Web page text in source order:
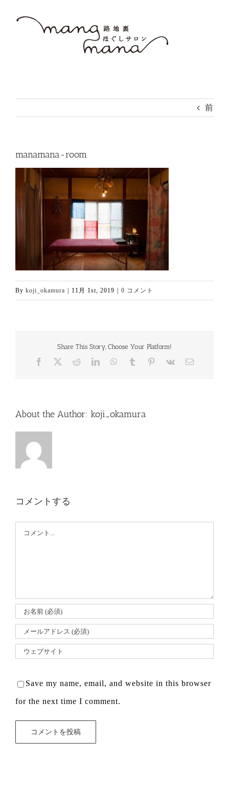
前
manamana-room
By koji_okamura 11月 1st, 2019 0 コメント
Share This Story, Choose Your Platform!
Facebook Reddit LinkedInWhatsApp
TumblrPinterest
Vk
About the Author: koji_okamura
コメントする
Comment
Save my name, email, and website in this browser
for the next time I comment.